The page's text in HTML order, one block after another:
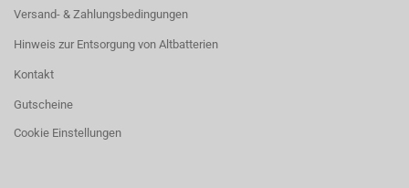
Versand- & Zahlungsbedingungen
Hinweis zur Entsorgung von Altbatterien
Kontakt
Gutscheine
Cookie Einstellungen